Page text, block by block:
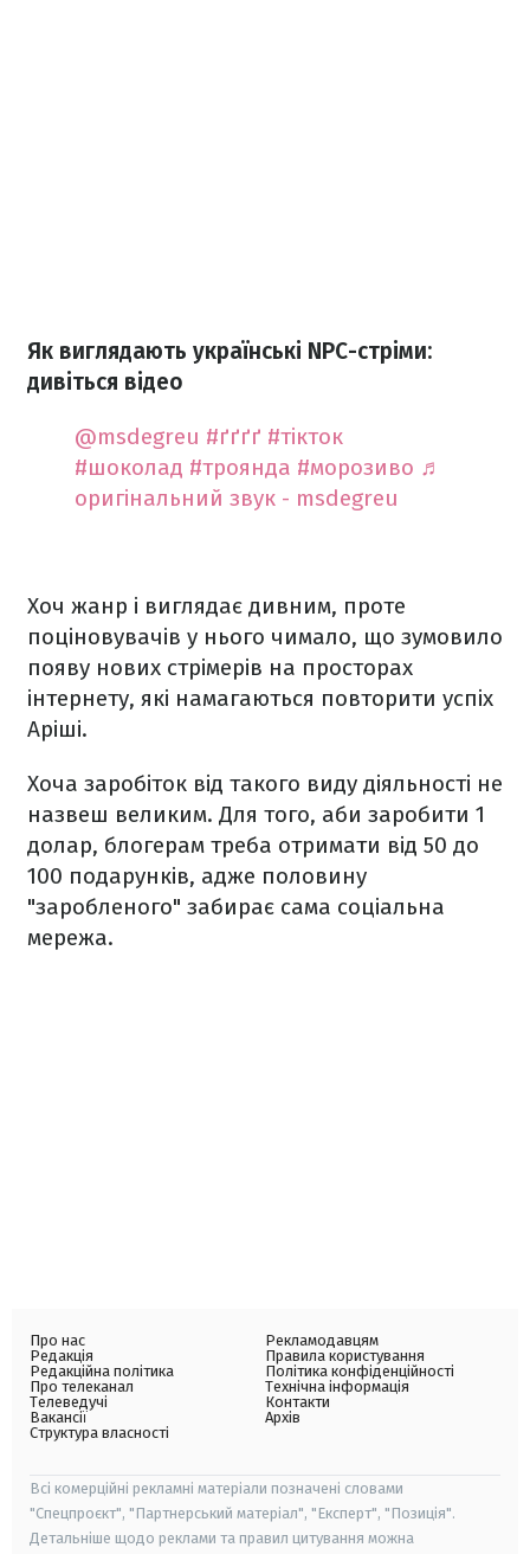
Як виглядають українські NPC-стріми:
дивіться відео
@msdegreu #ґґґґ #тікток
#шоколад #троянда #морозиво ♬
оригінальний звук - msdegreu
Хоч жанр і виглядає дивним, проте
поціновувачів у нього чимало, що зумовило
появу нових стрімерів на просторах
інтернету, які намагаються повторити успіх
Аріші.
Хоча заробіток від такого виду діяльності не
назвеш великим. Для того, аби заробити 1
долар, блогерам треба отримати від 50 до
100 подарунків, адже половину
"заробленого" забирає сама соціальна
мережа.
Про нас
Редакція
Редакційна політика
Про телеканал
Телеведучі
Вакансії
Структура власності
Рекламодавцям
Правила користування
Політика конфіденційності
Технічна інформація
Контакти
Архів
Всі комерційні рекламні матеріали позначені словами
"Спецпроєкт", "Партнерський матеріал", "Експерт", "Позиція".
Детальніше щодо реклами та правил цитування можна